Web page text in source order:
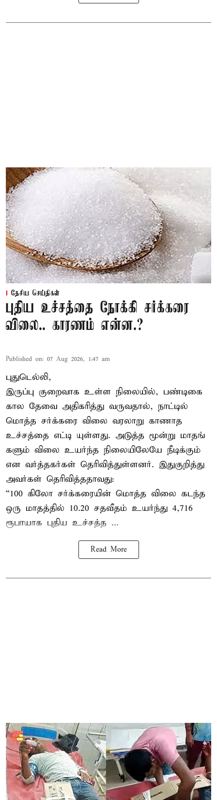
தேசிய செய்திகள்
புதிய உச்சத்தை நோக்கி சர்க்கரை
விலை.. காரணம் என்ன.?
Published on: 07 Aug 2026, 1:47 am
புதுடெல்லி,
இருப்பு குறைவாக உள்ள நிலையில், பண்டிகை
கால தேவை அதிகரித்து வருவதால், நாட்டில்
மொத்த சர்க்கரை விலை வரலாறு காணாத
உச்சத்தை எட்டி யுள்ளது. அடுத்த மூன்று மாதங்
களும் விலை உயர்ந்த நிலையிலேயே நீடிக்கும்
என வர்த்தகர்கள் தெரிவித்துள்ளனர். இதுகுறித்து
அவர்கள் தெரிவித்ததாவது:
“100 கிலோ சர்க்கரையின் மொத்த விலை கடந்த
ஒரு மாதத்தில் 10.20 சதவீதம் உயர்ந்து 4,716
ரூபாயாக புதிய உச்சத்த ...
Read More